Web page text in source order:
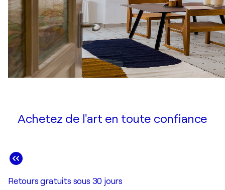
Achetez de l'art en toute confiance
Retours gratuits sous 30 jours